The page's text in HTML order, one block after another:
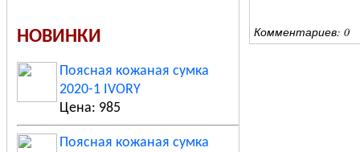
НОВИНКИ
Поясная кожаная сумка
2020-1 IVORY
Цена: 985
Поясная кожаная сумка
Комментариев: 0